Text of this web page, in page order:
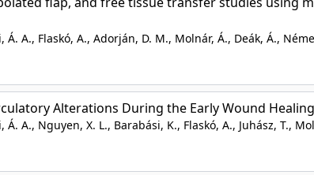
Á. A., Flaskó, A., Adorján, D. M., Molnár, Á., Deák, Á.,
Alterations During the Early Wound
Á. A., Nguyen, X. L., Barabási, K., Flaskó, A., Juhász, T.,